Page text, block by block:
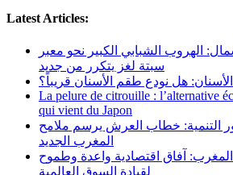
Latest Articles:
الهروب الشبابي الكبير نحو معبر
سبتة لغز يتكرر من جديد
هل نودع طقم الأسنان قريباً؟
La pelure de citrouille : l’alternative
qui vient du Japon
التنمية: خطاب العرش يرسم ملامح
المغرب الجديد
آفاق اقتصادية واعدة وطموح
لقيادة السوق العالمية